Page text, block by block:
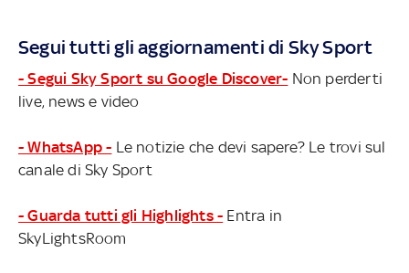
Segui tutti gli aggiornamenti di Sky Sport
- Segui Sky Sport su Google Discover- Non perderti
live, news e video
- WhatsApp - Le notizie che devi sapere? Le trovi sul
canale di Sky Sport
- Guarda tutti gli Highlights - Entra in
SkyLightsRoom